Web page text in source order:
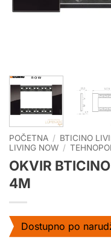
POČETNA / BTICINO
LIVING NOW /
OKVIR
4M
Dostupno po